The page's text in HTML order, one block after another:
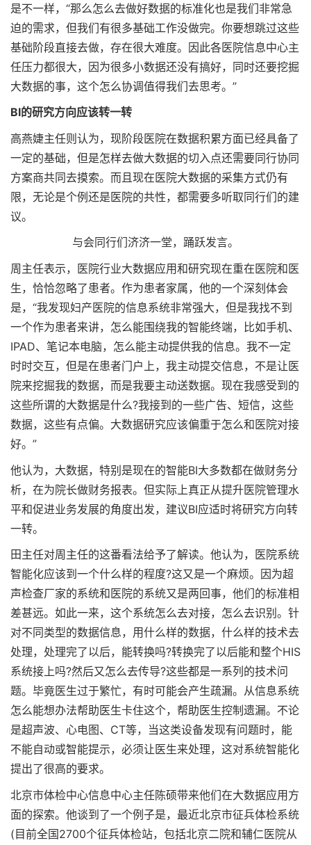
是不一样，“那么怎么去做好数据的标准化也是我们非常急
迫的需求，但我们有很多基础工作没做完。你要想跳过这些
基础阶段直接去做，存在很大难度。因此各医院信息中心主
任压力都很大，因为很多小数据还没有搞好，同时还要挖掘
大数据的事，这个怎么协调值得我们去思考。”
BI的研究方向应该转一转
高燕婕主任则认为，现阶段医院在数据积累方面已经具备了
一定的基础，但是怎样去做大数据的切入点还需要同行协同
方案商共同去摸索。而且现在医院大数据的采集方式仍有
限，无论是个例还是医院的共性，都需要多听取同行们的建
议。
与会同行们济济一堂，踊跃发言。
周主任表示，医院行业大数据应用和研究现在重在医院和医
生，恰恰忽略了患者。作为患者家属，他的一个深刻体会
是，“我发现妇产医院的信息系统非常强大，但是我找不到
一个作为患者来讲，怎么能围绕我的智能终端，比如手机、
IPAD、笔记本电脑，怎么能主动提供我的信息。我不一定
时时交互，但是在患者门户上，我主动提交信息，不是让医
院来挖掘我的数据，而是我要主动送数据。现在我感受到的
这些所谓的大数据是什么?我接到的一些广告、短信，这些
数据，这些有点偏。大数据研究应该偏重于怎么和医院对接
好。”
他认为，大数据，特别是现在的智能BI大多数都在做财务分
析，在为院长做财务报表。但实际上真正从提升医院管理水
平和促进业务发展的角度出发，建议BI应适时将研究方向转
一转。
田主任对周主任的这番看法给予了解读。他认为，医院系统
智能化应该到一个什么样的程度?这又是一个麻烦。因为超
声检查厂家的系统和医院的系统又是两回事，他们的标准相
差甚远。如此一来，这个系统怎么去对接，怎么去识别。针
对不同类型的数据信息，用什么样的数据，什么样的技术去
处理，处理完了以后，能转换吗?转换完了以后能和整个HIS
系统接上吗?然后又怎么去传导?这些都是一系列的技术问
题。毕竟医生过于繁忙，有时可能会产生疏漏。从信息系统
怎么能想办法帮助医生卡住这个，帮助医生控制遗漏。不论
是超声波、心电图、CT等，当这类设备发现有问题时，能
不能自动或智能提示，必须让医生来处理，这对系统智能化
提出了很高的要求。
北京市体检中心信息中心主任陈硕带来他们在大数据应用方
面的探索。他谈到了一个例子是，最近北京市征兵体检系统
(目前全国2700个征兵体检站，包括北京二院和辅仁医院从